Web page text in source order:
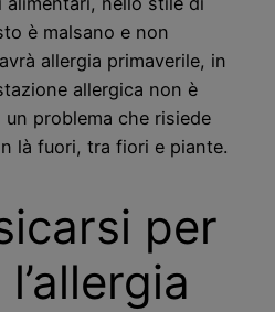
è malsano e non
allergia primaverile, in
allergica non è
problema che risiede
là fuori, tra fiori e piante.
per